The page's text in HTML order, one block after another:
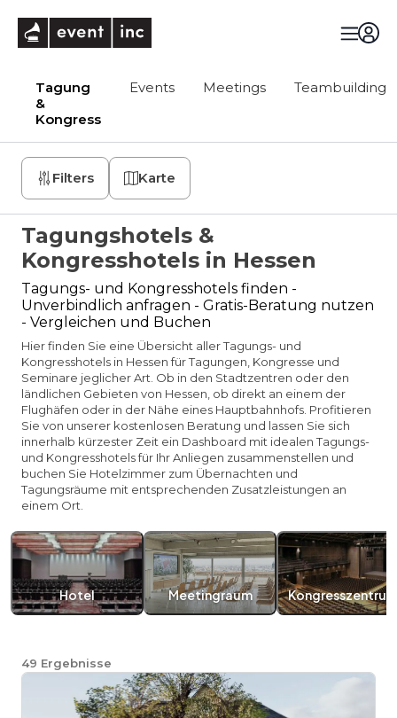
Tagung
&
Kongress
Events Meetings Teambuilding
Filters Karte
Tagungshotels &
Kongresshotels in Hessen
Tagungs- und Kongresshotels finden -
Unverbindlich anfragen - Gratis-Beratung nutzen
- Vergleichen und Buchen
Hier finden Sie eine Übersicht aller Tagungs- und
Kongresshotels in Hessen für Tagungen, Kongresse und
Seminare jeglicher Art. Ob in den Stadtzentren oder den
ländlichen Gebieten von Hessen, ob direkt an einem der
Flughäfen oder in der Nähe eines Hauptbahnhofs. Profitieren
Sie von unserer kostenlosen Beratung und lassen Sie sich
innerhalb kürzester Zeit ein Dashboard mit idealen Tagungs-
und Kongresshotels für Ihr Anliegen zusammenstellen und
buchen Sie Hotelzimmer zum Übernachten und
Tagungsräume mit entsprechenden Zusatzleistungen an
einem Ort.
Hotel Meetingraum Kongresszentrum
49 Ergebnisse